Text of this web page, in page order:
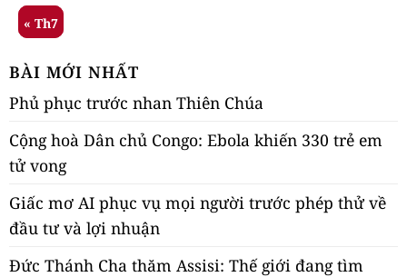
« Th7
BÀI MỚI NHẤT
Phủ phục trước nhan Thiên Chúa
Cộng hoà Dân chủ Congo: Ebola khiến 330 trẻ em
tử vong
Giấc mơ AI phục vụ mọi người trước phép thử về
đầu tư và lợi nhuận
Đức Thánh Cha thăm Assisi: Thế giới đang tìm